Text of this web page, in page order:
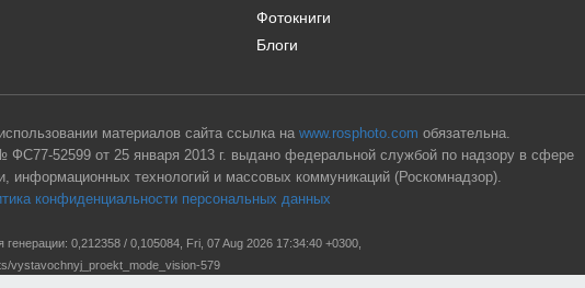
Фотокниги
Блоги
материалов сайта ссылка на www.rosphoto.com обязательна.
52599 от 25 января 2013 г. выдано федеральной службой по надзору в сфере
информационных технологий и массовых коммуникаций (Роскомнадзор).
конфиденциальности персональных данных
генерации: 0,212358 / 0,105084, Fri, 07 Aug 2026 17:34:40 +0300,
vystavochnyj_proekt_mode_vision-579